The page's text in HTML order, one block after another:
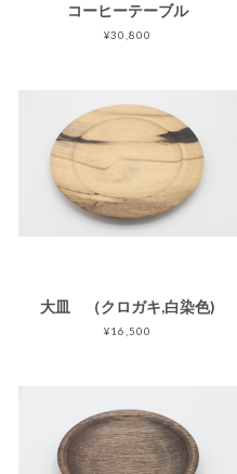
コーヒーテーブル
¥30,800
大皿 （クロガキ,白染色)
¥16,500